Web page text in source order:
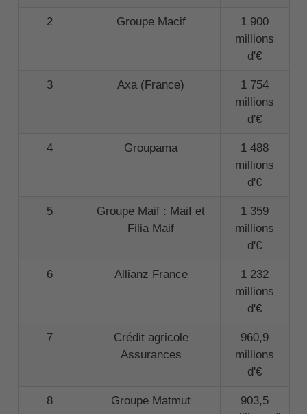
2 Groupe Macif
1 900
millions
d'€
3 Axa (France)
1 754
millions
d'€
4 Groupama
1 488
millions
d'€
5
Groupe Maif : Maif et
Filia Maif
1 359
millions
d'€
6 Allianz France
1 232
millions
d'€
7
Crédit agricole
Assurances
960,9
millions
d'€
8 Groupe Matmut
903,5